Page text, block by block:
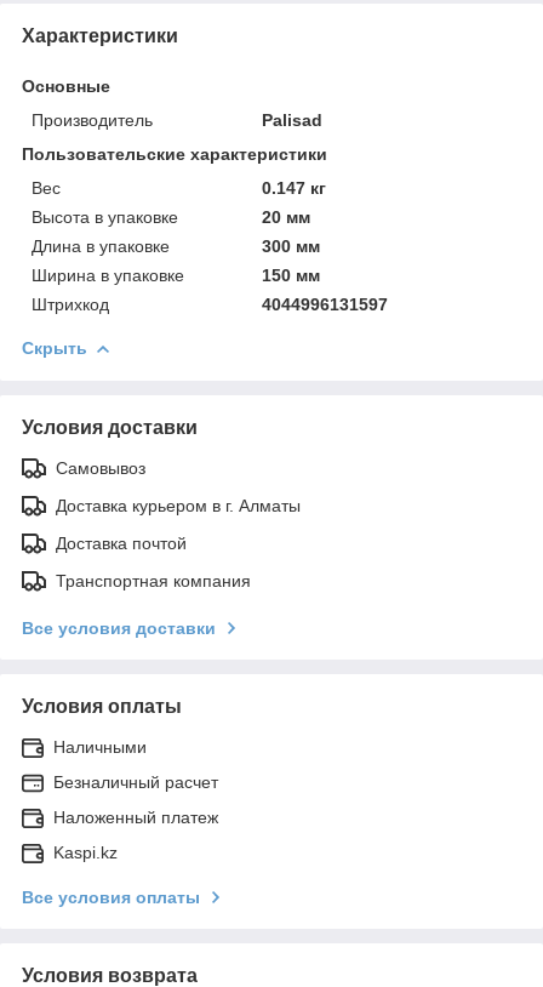
Характеристики
Основные
Производитель
Palisad
Пользовательские характеристики
Вeс
0.147 кг
Высотa в упаковке
20 мм
Длинa в упаковке
300 мм
Ширинa в упаковке
150 мм
Штрихкод
4044996131597
Скрыть
Условия доставки
Самовывоз
Доставка курьером в г. Алматы
Доставка почтой
Транспортная компания
Все условия доставки
Условия оплаты
Наличными
Безналичный расчет
Наложенный платеж
Kaspi.kz
Все условия оплаты
Условия возврата